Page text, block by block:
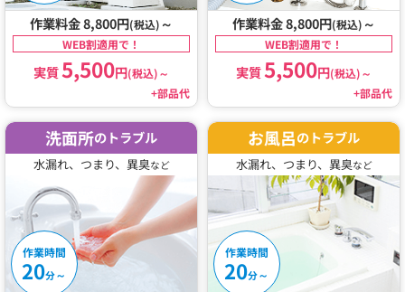
作業料金 8,800円(税込) ～
WEB割適用で！
実質5,500円(税込)～
+部品代
作業料金 8,800円(税込) ～
WEB割適用で！
実質5,500円(税込)～
+部品代
洗面所のトラブル
水漏れ、つまり、異臭など
作業時間
20分～
お風呂のトラブル
水漏れ、つまり、異臭など
作業時間
20分～